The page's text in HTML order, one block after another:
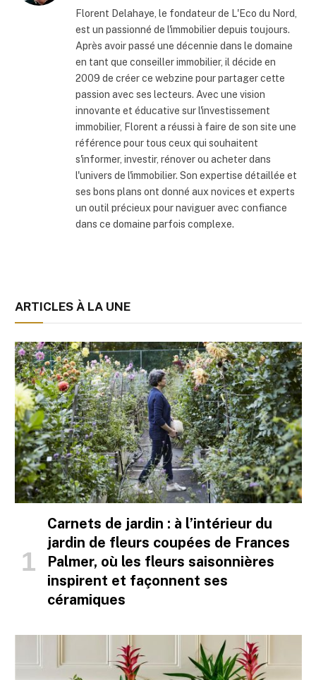
Florent Delahaye, le fondateur de L'Eco du Nord,
est un passionné de l'immobilier depuis toujours.
Après avoir passé une décennie dans le domaine
en tant que conseiller immobilier, il décide en
2009 de créer ce webzine pour partager cette
passion avec ses lecteurs. Avec une vision
innovante et éducative sur l'investissement
immobilier, Florent a réussi à faire de son site une
référence pour tous ceux qui souhaitent
s'informer, investir, rénover ou acheter dans
l'univers de l'immobilier. Son expertise détaillée et
ses bons plans ont donné aux novices et experts
un outil précieux pour naviguer avec confiance
dans ce domaine parfois complexe.
ARTICLES À LA UNE
Carnets de jardin : à l’intérieur du
jardin de fleurs coupées de Frances
Palmer, où les fleurs saisonnières
inspirent et façonnent ses
céramiques